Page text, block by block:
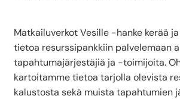
Matkailuverkot Vesille -hanke kerää
tietoa resurssipankkiin palvelemaan
tapahtumajärjestäjiä ja -toimijoita.
kartoitamme tietoa tarjolla olevista
kalustosta sekä muista tapahtumien